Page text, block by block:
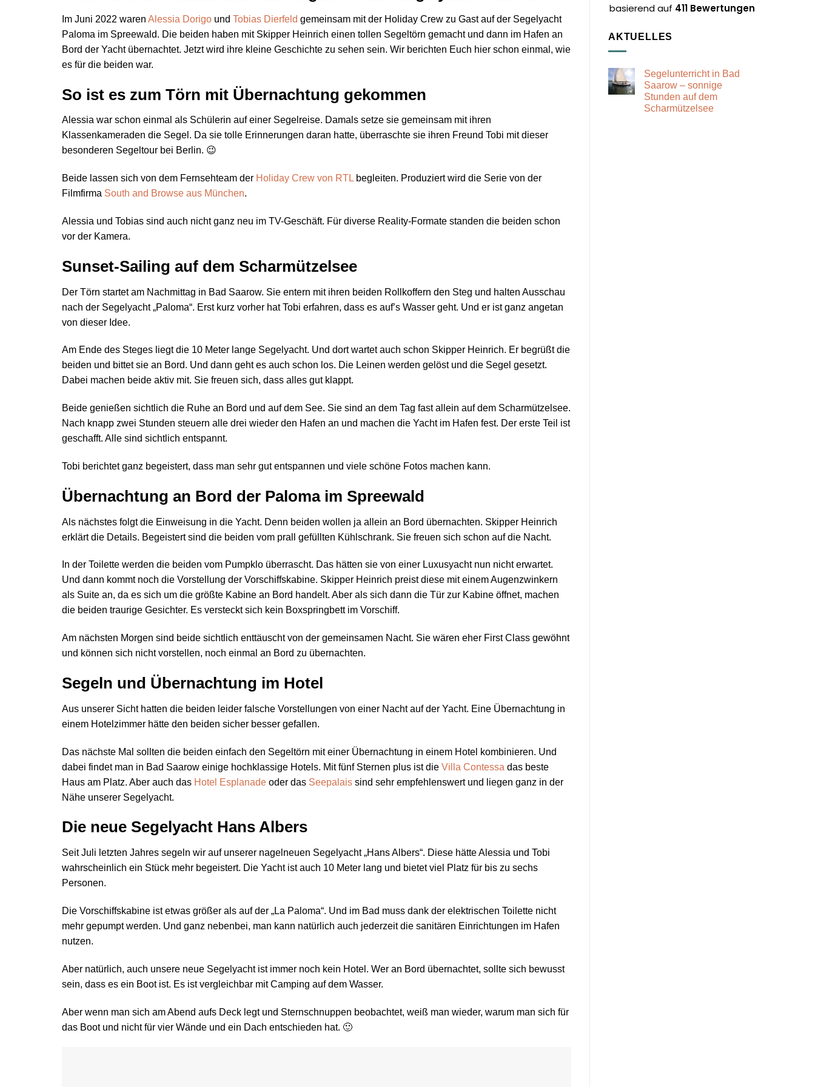
Im Juni 2022 waren Alessia Dorigo und Tobias Dierfeld gemeinsam mit der Holiday Crew zu Gast auf der Segelyacht
Paloma im Spreewald. Die beiden haben mit Skipper Heinrich einen tollen Segeltörn gemacht und dann im Hafen an
Bord der Yacht übernachtet. Jetzt wird ihre kleine Geschichte zu sehen sein. Wir berichten Euch hier schon einmal, wie
es für die beiden war.
So ist es zum Törn mit Übernachtung gekommen
Alessia war schon einmal als Schülerin auf einer Segelreise. Damals setze sie gemeinsam mit ihren
Klassenkameraden die Segel. Da sie tolle Erinnerungen daran hatte, überraschte sie ihren Freund Tobi mit dieser
besonderen Segeltour bei Berlin. 😉
Beide lassen sich von dem Fernsehteam der Holiday Crew von RTL begleiten. Produziert wird die Serie von der
Filmfirma South and Browse aus München.
Alessia und Tobias sind auch nicht ganz neu im TV-Geschäft. Für diverse Reality-Formate standen die beiden schon
vor der Kamera.
Sunset-Sailing auf dem Scharmützelsee
Der Törn startet am Nachmittag in Bad Saarow. Sie entern mit ihren beiden Rollkoffern den Steg und halten Ausschau
nach der Segelyacht „Paloma“. Erst kurz vorher hat Tobi erfahren, dass es auf’s Wasser geht. Und er ist ganz angetan
von dieser Idee.
Am Ende des Steges liegt die 10 Meter lange Segelyacht. Und dort wartet auch schon Skipper Heinrich. Er begrüßt die
beiden und bittet sie an Bord. Und dann geht es auch schon los. Die Leinen werden gelöst und die Segel gesetzt.
Dabei machen beide aktiv mit. Sie freuen sich, dass alles gut klappt.
Beide genießen sichtlich die Ruhe an Bord und auf dem See. Sie sind an dem Tag fast allein auf dem Scharmützelsee.
Nach knapp zwei Stunden steuern alle drei wieder den Hafen an und machen die Yacht im Hafen fest. Der erste Teil ist
geschafft. Alle sind sichtlich entspannt.
Tobi berichtet ganz begeistert, dass man sehr gut entspannen und viele schöne Fotos machen kann.
Übernachtung an Bord der Paloma im Spreewald
Als nächstes folgt die Einweisung in die Yacht. Denn beiden wollen ja allein an Bord übernachten. Skipper Heinrich
erklärt die Details. Begeistert sind die beiden vom prall gefüllten Kühlschrank. Sie freuen sich schon auf die Nacht.
In der Toilette werden die beiden vom Pumpklo überrascht. Das hätten sie von einer Luxusyacht nun nicht erwartet.
Und dann kommt noch die Vorstellung der Vorschiffskabine. Skipper Heinrich preist diese mit einem Augenzwinkern
als Suite an, da es sich um die größte Kabine an Bord handelt. Aber als sich dann die Tür zur Kabine öffnet, machen
die beiden traurige Gesichter. Es versteckt sich kein Boxspringbett im Vorschiff.
Am nächsten Morgen sind beide sichtlich enttäuscht von der gemeinsamen Nacht. Sie wären eher First Class gewöhnt
und können sich nicht vorstellen, noch einmal an Bord zu übernachten.
Segeln und Übernachtung im Hotel
Aus unserer Sicht hatten die beiden leider falsche Vorstellungen von einer Nacht auf der Yacht. Eine Übernachtung in
einem Hotelzimmer hätte den beiden sicher besser gefallen.
Das nächste Mal sollten die beiden einfach den Segeltörn mit einer Übernachtung in einem Hotel kombinieren. Und
dabei findet man in Bad Saarow einige hochklassige Hotels. Mit fünf Sternen plus ist die Villa Contessa das beste
Haus am Platz. Aber auch das Hotel Esplanade oder das Seepalais sind sehr empfehlenswert und liegen ganz in der
Nähe unserer Segelyacht.
Die neue Segelyacht Hans Albers
Seit Juli letzten Jahres segeln wir auf unserer nagelneuen Segelyacht „Hans Albers“. Diese hätte Alessia und Tobi
wahrscheinlich ein Stück mehr begeistert. Die Yacht ist auch 10 Meter lang und bietet viel Platz für bis zu sechs
Personen.
Die Vorschiffskabine ist etwas größer als auf der „La Paloma“. Und im Bad muss dank der elektrischen Toilette nicht
mehr gepumpt werden. Und ganz nebenbei, man kann natürlich auch jederzeit die sanitären Einrichtungen im Hafen
nutzen.
Aber natürlich, auch unsere neue Segelyacht ist immer noch kein Hotel. Wer an Bord übernachtet, sollte sich bewusst
sein, dass es ein Boot ist. Es ist vergleichbar mit Camping auf dem Wasser.
Aber wenn man sich am Abend aufs Deck legt und Sternschnuppen beobachtet, weiß man wieder, warum man sich für
das Boot und nicht für vier Wände und ein Dach entschieden hat. 🙂
genießen. Ein bischen was
zur Umgebung haben wir
auch erfahren! Sehr
empfehlenswert!
basierend auf 411 Bewertungen
AKTUELLES
Segelunterricht in Bad
Saarow – sonnige
Stunden auf dem
Scharmützelsee